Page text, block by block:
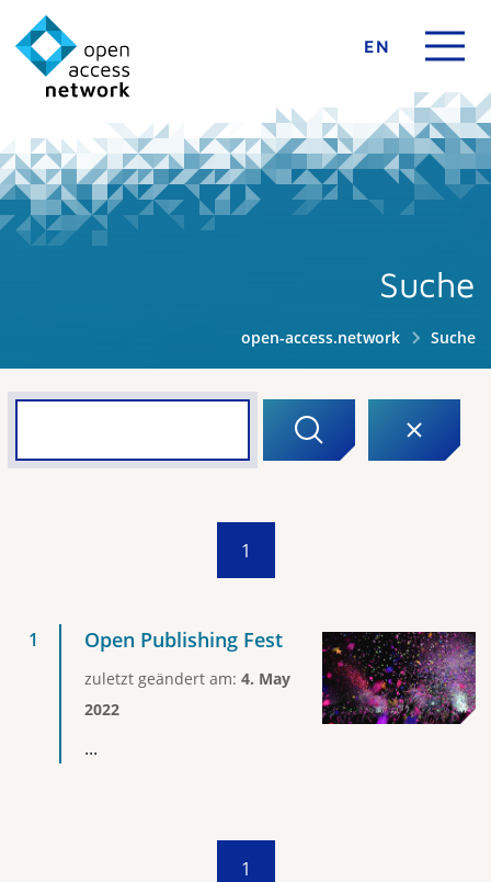
EN
Suche
open-access.network Suche
1
Open Publishing Fest
zuletzt geändert am: 4. May
2022
...
1